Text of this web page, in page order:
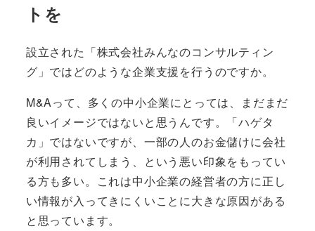
トを
設立された「株式会社みんなのコンサルティン
グ」ではどのような企業支援を行うのですか。
M&Aって、多くの中小企業にとっては、まだまだ
良いイメージではないと思うんです。「ハゲタ
カ」ではないですが、一部の人のお金儲けに会社
が利用されてしまう、という悪い印象をもってい
る方も多い。これは中小企業の経営者の方に正し
い情報が入ってきにくいことに大きな原因がある
と思っています。